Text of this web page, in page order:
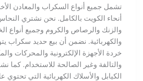
تشمل جميع أنواع السكراب والمعادن
أنحاء الكويت بالكامل. نحن نشتري
والزنك والرصاص والكروم وجميع أنواع
والكهربائية. نضمن أن بيع حديد سكراب
خردة الأجهزة الإلكترونية والمحركات
والتالفة وغير الصالحة للاستخدام. كما
الكيابل والأسلاك الكهربائية التي